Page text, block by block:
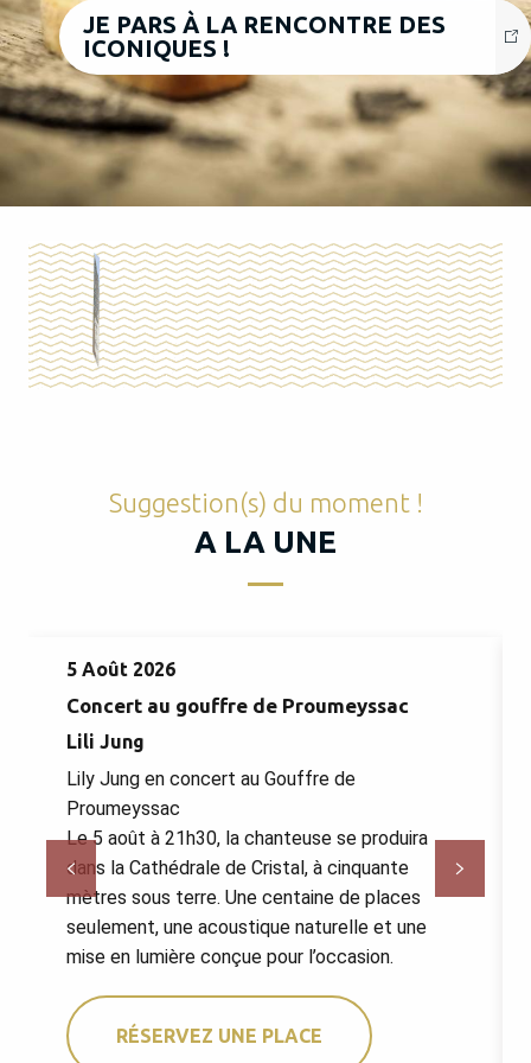
JE PARS À LA RENCONTRE DES
ICONIQUES !
Suggestion(s) du moment !
A LA UNE
5 Août 2026
Concert au gouffre de Proumeyssac
Lili Jung
Lily Jung en concert au Gouffre de
Proumeyssac
Le 5 août à 21h30, la chanteuse se produira
dans la Cathédrale de Cristal, à cinquante
mètres sous terre. Une centaine de places
seulement, une acoustique naturelle et une
mise en lumière conçue pour l’occasion.
RÉSERVEZ UNE PLACE